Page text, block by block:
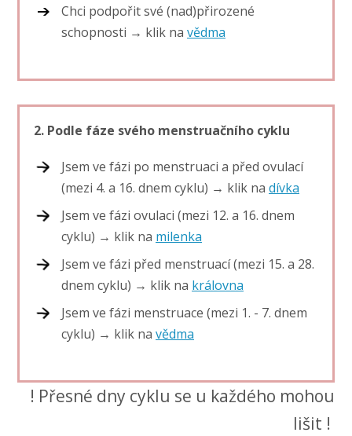
Chci podpořit své (nad)přirozené
schopnosti → klik na vědma
2. Podle fáze svého menstruačního cyklu
Jsem ve fázi po menstruaci a před ovulací
(mezi 4. a 16. dnem cyklu) → klik na dívka
Jsem ve fázi ovulaci (mezi 12. a 16. dnem
cyklu) → klik na milenka
Jsem ve fázi před menstruací (mezi 15. a 28.
dnem cyklu) → klik na královna
Jsem ve fázi menstruace (mezi 1. - 7. dnem
cyklu) → klik na vědma
! Přesné dny cyklu se u každého mohou
lišit !